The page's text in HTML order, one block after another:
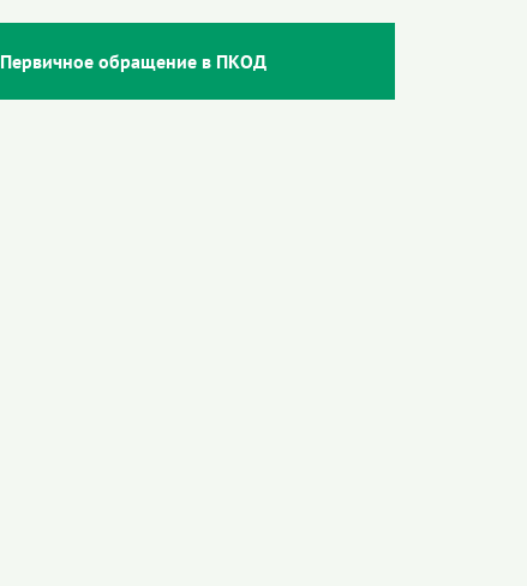
Первичное обращение в ПКОД